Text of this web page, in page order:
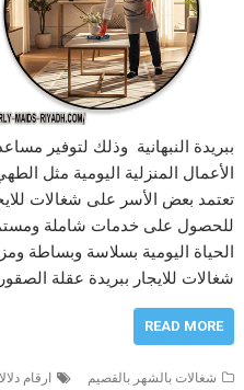
ببريدة النبهانية وذلك لتوفير
الأعمال المنزلية اليومية مثل
تعتمد بعض الأسر على شغالات
للحصول على خدمات شاملة
الحياة اليومية بسلاسة وبساطة
شغالات للايجار ببريدة عقلة
READ MORE
شغالات بالشهر بالقصيم ارقام